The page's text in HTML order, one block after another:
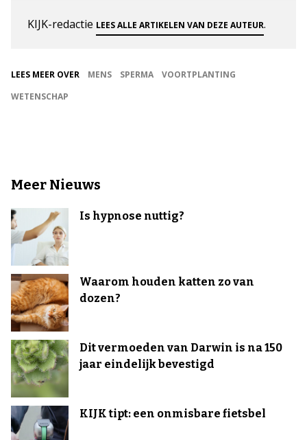
KIJK-redactie LEES ALLE ARTIKELEN VAN DEZE AUTEUR.
LEES MEER OVER MENS SPERMA
VOORTPLANTING
WETENSCHAP
Meer Nieuws
Is hypnose nuttig?
Waarom houden katten zo van
dozen?
Dit vermoeden van Darwin is na 150
jaar eindelijk bevestigd
KIJK tipt: een onmisbare fietsbel